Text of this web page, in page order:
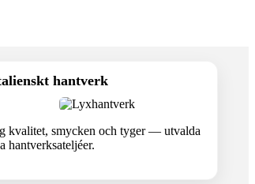
hantverk
kvalitet, smycken och tyger — utvalda
hantverksateljéer.